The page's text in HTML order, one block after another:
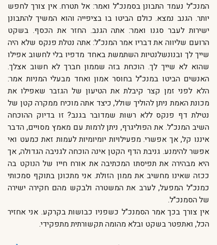
המנכ"ל נעמד התבונן בסמנכ"ל ואמר: אל תטרח. אין צורך לחפש
יותר. הגנב נמצא. כולם הביטו בו בציפייה והוא המשיך להתבונן
ישירות לעבר סגנו ואמר: אתה הגנב. החזר את הכסף. בשקט
הרועם שליווה את דבריו אמר המנכ"ל: אתה נטלת פנקס שלא היה
שייך לך ובנונשלנטיות השתמשת באחד מדפיו בלי לחשוב אפילו
שהוא לא שייך לך. הוכחת בזה שממון חברך לא חשוב אצלך.
האנשים הביטו במנכ"ל בחוסר אמון ואחד מבעלי המניות אמר:
הלא לפני זמן קצר קיבלת את הטיעון של הגזבר שאפילו את
מכונת האמת ניתן להוליך שולל, כיצד אתה מוכיח ממקרה קטן של
נטילת דף פנקס ללא רשות שמדובר בגנב? זו בדיוק ההוכחה
השיב המנכ"ל. את הפוליגרף, ניתן לרמות עם מאמץ מסויים, הדבר
איננו קל, אך אפשרי. מפעילויות יומיומיות לעמות זאת כמעט ואי
אפשר להימנע. גניבת הדף הקטן אינה הוכחה לגניבה הגדולה, אך
היא מבהירה את תפיסתו המכתיבה את אורח חייו של הנוקט בה
ככזה שאינו מחשיב את ממון הזולת. אני מתכונן בתוקף סמכותי
כמנכ"ל המפעל, לערב את המשטרה ולבקש מהם חקירה ישירה
של הסמנכ"ל.
אין צורך בכך אמר הסמנכ"ל כשפניו כבושות בקרקע. אני אחזיר
הכל, ואתפטר בשקט ובלא מהומה תקשורתית מתפקידי.